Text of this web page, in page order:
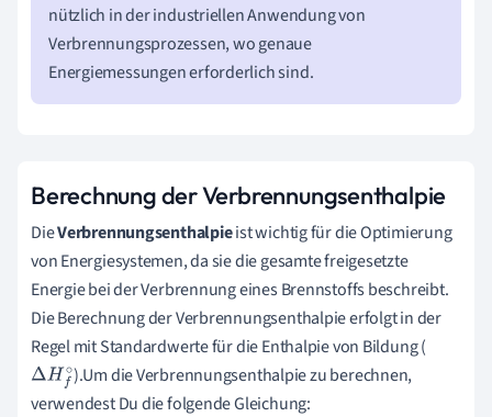
nützlich in der industriellen Anwendung von
Verbrennungsprozessen, wo genaue
Energiemessungen erforderlich sind.
Berechnung der Verbrennungsenthalpie
DieVerbrennungsenthalpieist wichtig für die Optimierung
von Energiesystemen, da sie die gesamte freigesetzte
Energie bei der Verbrennung eines Brennstoffs beschreibt.
Die Berechnung der Verbrennungsenthalpie erfolgt in der
Regel mit Standardwerte für die Enthalpie von Bildung (
ΔHf∘ ).Um die Verbrennungsenthalpie zu berechnen,
verwendest Du die folgende Gleichung: